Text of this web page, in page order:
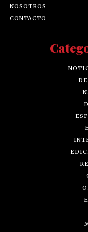
NOSOTROS
CONTACTO